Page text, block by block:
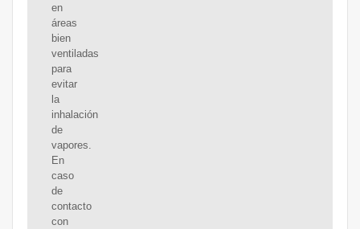
en
áreas
bien
ventiladas
para
evitar
la
inhalación
de
vapores.
En
caso
de
contacto
con